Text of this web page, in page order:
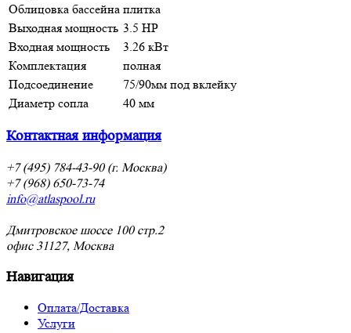
Облицовка бассейна плитка
Выходная мощность 3.5 HP
Входная мощность
3.26 кВт
Комплектация
полная
Подсоединение
75/90мм под вклейку
Диаметр сопла
40 мм
Контактная информация
+7 (495) 784-43-90 (г. Москва)
+7 (968) 650-73-74
info@atlaspool.ru
Дмитровское шоссе 100 стр.2
офис 31127, Москва
Навигация
Оплата/Доставка
Услуги